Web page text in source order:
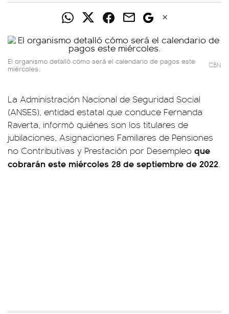
El organismo detalló cómo será el calendario de pagos este
miércoles. C5N
La Administración Nacional de Seguridad Social
(ANSES), entidad estatal que conduce Fernanda
Raverta, informó quiénes son los titulares de
jubilaciones, Asignaciones Familiares de Pensiones
no Contributivas y Prestación por Desempleo que
cobrarán este miércoles 28 de septiembre de 2022.